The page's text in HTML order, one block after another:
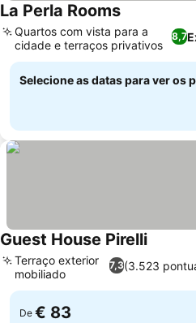
La Perla Rooms
8,7
Quartos com vista para a
cidade e terraços privativos
Selecione as datas para ver os
Guest House Pirelli
7,3(3.523
Terraço exterior
mobiliado
De € 83